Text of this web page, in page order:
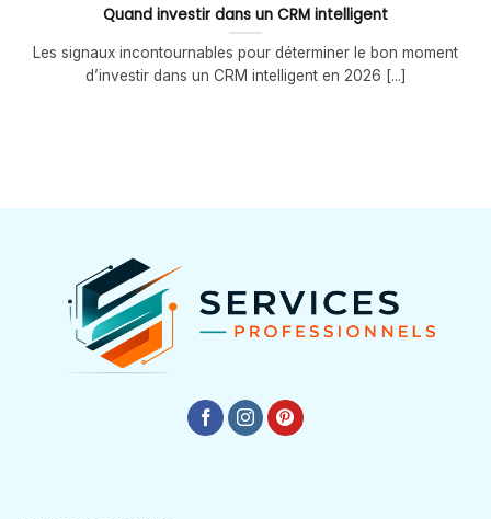
Quand investir dans un CRM intelligent
Les signaux incontournables pour déterminer le bon moment
d’investir dans un CRM intelligent en 2026 [...]